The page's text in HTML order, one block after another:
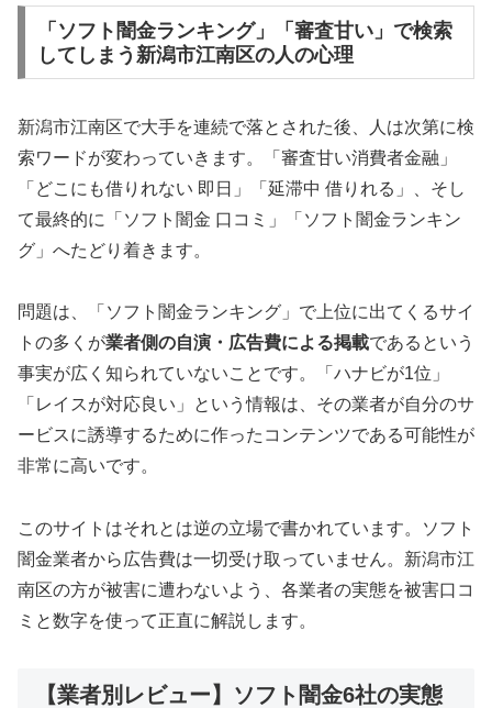
「ソフト闇金ランキング」「審査甘い」で検索
してしまう新潟市江南区の人の心理
新潟市江南区で大手を連続で落とされた後、人は次第に検
索ワードが変わっていきます。「審査甘い消費者金融」
「どこにも借りれない 即日」「延滞中 借りれる」、そし
て最終的に「ソフト闇金 口コミ」「ソフト闇金ランキン
グ」へたどり着きます。
問題は、「ソフト闇金ランキング」で上位に出てくるサイ
トの多くが業者側の自演・広告費による掲載であるという
事実が広く知られていないことです。「ハナビが1位」
「レイスが対応良い」という情報は、その業者が自分のサ
ービスに誘導するために作ったコンテンツである可能性が
非常に高いです。
このサイトはそれとは逆の立場で書かれています。ソフト
闇金業者から広告費は一切受け取っていません。新潟市江
南区の方が被害に遭わないよう、各業者の実態を被害口コ
ミと数字を使って正直に解説します。
【業者別レビュー】ソフト闇金6社の実態